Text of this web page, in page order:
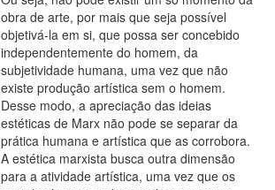
obra de arte, por mais que seja possível
objetivá-la em si, que possa ser concebido
independentemente do homem, da
subjetividade humana, uma vez que não
existe produção artística sem o homem.
Desse modo, a apreciação das ideias
estéticas de Marx não pode se separar da
prática humana e artística que as corrobora.
A estética marxista busca outra dimensão
para a atividade artística, uma vez que os